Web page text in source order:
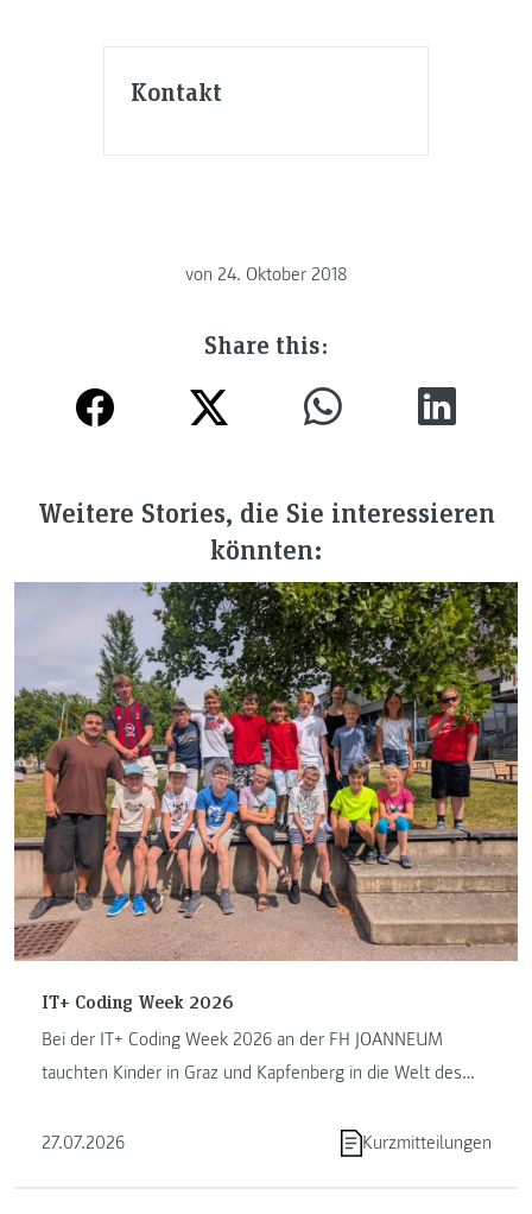
Kontakt
von 24. Oktober 2018
Share this:
Weitere Stories, die Sie interessieren
könnten:
IT+ Coding Week 2026
Bei der IT+ Coding Week 2026 an der FH JOANNEUM
tauchten Kinder in Graz und Kapfenberg in die Welt des
27.07.2026
Kurzmitteilungen